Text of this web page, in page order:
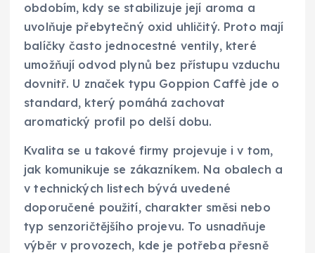
obdobím, kdy se stabilizuje její aroma a
uvolňuje přebytečný oxid uhličitý. Proto mají
balíčky často jednocestné ventily, které
umožňují odvod plynů bez přístupu vzduchu
dovnitř. U značek typu Goppion Caffè jde o
standard, který pomáhá zachovat
aromatický profil po delší dobu.
Kvalita se u takové firmy projevuje i v tom,
jak komunikuje se zákazníkem. Na obalech a
v technických listech bývá uvedené
doporučené použití, charakter směsi nebo
typ senzoričtějšího projevu. To usnadňuje
výběr v provozech, kde je potřeba přesně